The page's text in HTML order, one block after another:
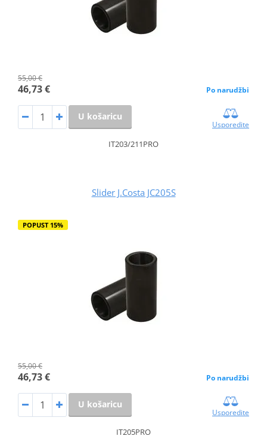
55,00 €
46,73 € Po narudžbi
U košaricu
Usporedite
IT203/211PRO
Slider J.Costa JC205S
POPUST 15%
55,00 €
46,73 € Po narudžbi
U košaricu
Usporedite
IT205PRO